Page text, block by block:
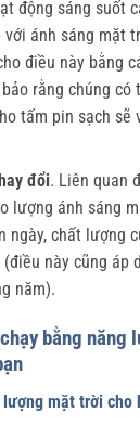
động sáng suốt
ánh sáng mặt
điều này bằng
rằng chúng có
tấm pin sạch sẽ
đổi. Liên quan
lượng ánh sáng
ngày, chất lượng
này cũng áp
năm).
bằng năng
mặt trời cho